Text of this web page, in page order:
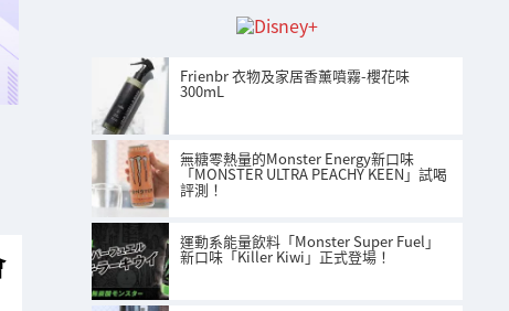
Frienbr 衣物及家居香薰噴霧-櫻花味
300mL
無糖零熱量的Monster Energy新口味
「MONSTER ULTRA PEACHY KEEN」試喝
評測！
運動系能量飲料「Monster Super Fuel」
新口味「Killer Kiwi」正式登場！